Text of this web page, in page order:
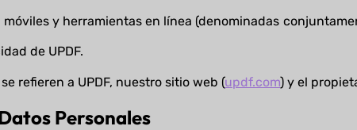
y herramientas en línea (denominadas
de UPDF.
refieren a UPDF, nuestro sitio web (updf.com) y el
Personales